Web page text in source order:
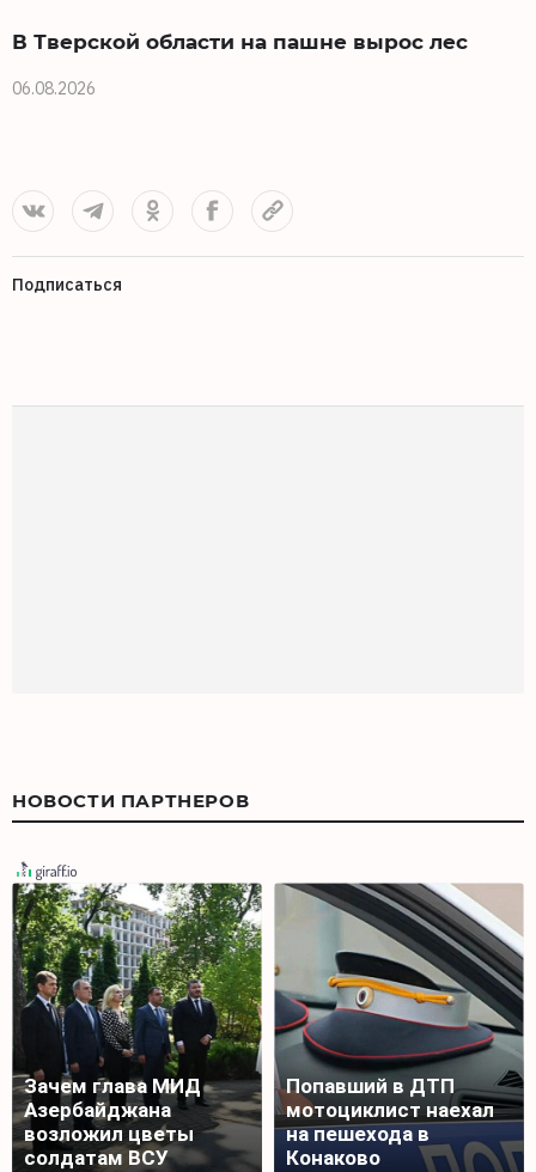
В Тверской области на пашне вырос лес
06.08.2026
Подписаться
НОВОСТИ ПАРТНЕРОВ
Зачем глава МИД
Азербайджана
возложил цветы
солдатам ВСУ
Попавший в ДТП
мотоциклист наехал
на пешехода в
Конаково